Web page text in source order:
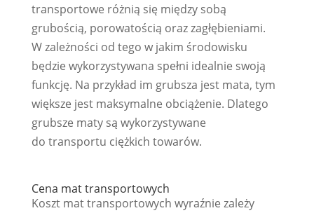
transportowe różnią się między sobą
grubością, porowatością oraz zagłębieniami.
W zależności od tego w jakim środowisku
będzie wykorzystywana spełni idealnie swoją
funkcję. Na przykład im grubsza jest mata, tym
większe jest maksymalne obciążenie. Dlatego
grubsze maty są wykorzystywane
do transportu ciężkich towarów.
Cena mat transportowych
Koszt mat transportowych wyraźnie zależy